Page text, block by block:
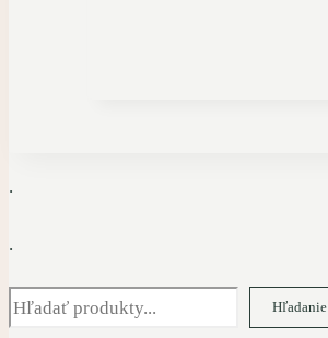
.
.
Hľadať Hľadanie